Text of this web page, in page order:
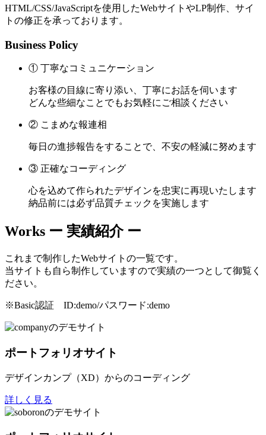
HTML/CSS/JavaScriptを使用したWebサイトやLP制作、サイ
トの修正を承っております。
Business Policy
① 丁寧なコミュニケーション
お客様の目線に寄り添い、丁寧にお話を伺います
どんな些細なことでもお気軽にご相談ください
② こまめな報連相
毎日の進捗報告をすることで、不安の軽減に努めます
③ 正確なコーディング
心を込めて作られたデザインを忠実に再現いたします
納品前には必ず品質チェックを実施します
Works ー 実績紹介 ー
これまで制作したWebサイトの一覧です。
当サイトも自ら制作していますので実績の一つとして御覧く
ださい。
※Basic認証 ID:demo/パスワード:demo
ポートフォリオサイト
デザインカンプ（XD）からのコーディング
詳しく見る